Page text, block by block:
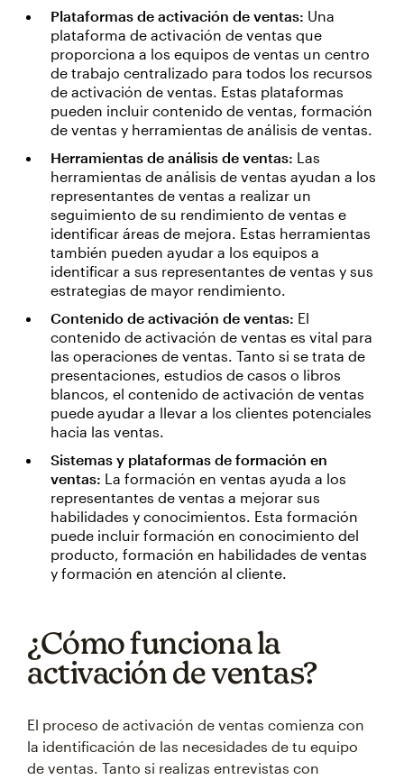
Plataformas de activación de ventas: Una
plataforma de activación de ventas que
proporciona a los equipos de ventas un centro
de trabajo centralizado para todos los recursos
de activación de ventas. Estas plataformas
pueden incluir contenido de ventas, formación
de ventas y herramientas de análisis de ventas.
Herramientas de análisis de ventas: Las
herramientas de análisis de ventas ayudan a los
representantes de ventas a realizar un
seguimiento de su rendimiento de ventas e
identificar áreas de mejora. Estas herramientas
también pueden ayudar a los equipos a
identificar a sus representantes de ventas y sus
estrategias de mayor rendimiento.
Contenido de activación de ventas: El
contenido de activación de ventas es vital para
las operaciones de ventas. Tanto si se trata de
presentaciones, estudios de casos o libros
blancos, el contenido de activación de ventas
puede ayudar a llevar a los clientes potenciales
hacia las ventas.
Sistemas y plataformas de formación en
ventas: La formación en ventas ayuda a los
representantes de ventas a mejorar sus
habilidades y conocimientos. Esta formación
puede incluir formación en conocimiento del
producto, formación en habilidades de ventas
y formación en atención al cliente.
¿Cómo funciona la
activación de ventas?
El proceso de activación de ventas comienza con
la identificación de las necesidades de tu equipo
de ventas. Tanto si realizas entrevistas con